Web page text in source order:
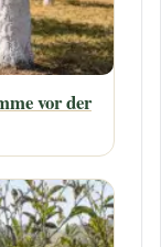
vor der